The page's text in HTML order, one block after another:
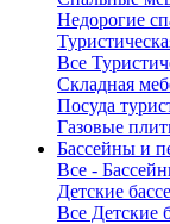
Недорогие
Все
Складная
Посуда
Газовые
Бассейны и
Все -
Детские
Все Детские